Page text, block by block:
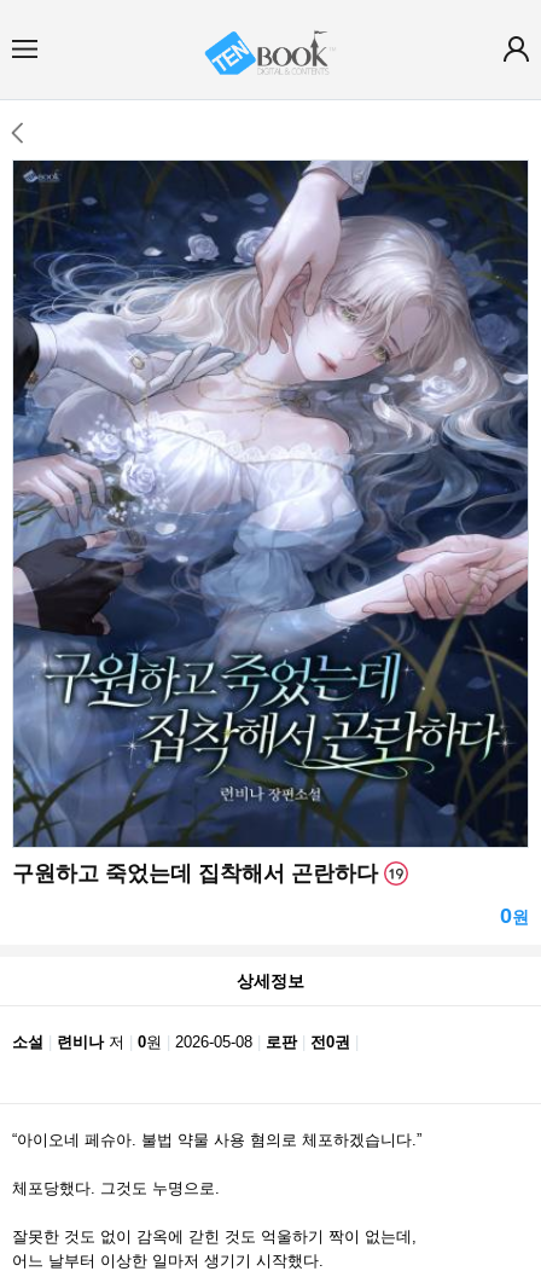
구원하고 죽었는데 집착해서 곤란하다
0원
상세정보
소설 련비나저 0원 2026-05-08 로판 전0권
“아이오네 페슈아. 불법 약물 사용 혐의로 체포하겠습니다.”
체포당했다. 그것도 누명으로.
잘못한 것도 없이 감옥에 갇힌 것도 억울하기 짝이 없는데,
어느 날부터 이상한 일마저 생기기 시작했다.